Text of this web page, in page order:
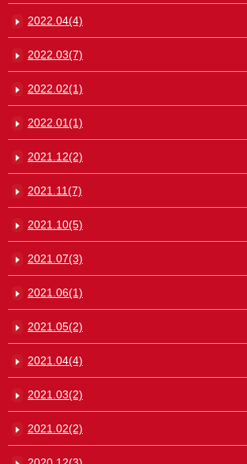
2022.04(4)
2022.03(7)
2022.02(1)
2022.01(1)
2021.12(2)
2021.11(7)
2021.10(5)
2021.07(3)
2021.06(1)
2021.05(2)
2021.04(4)
2021.03(2)
2021.02(2)